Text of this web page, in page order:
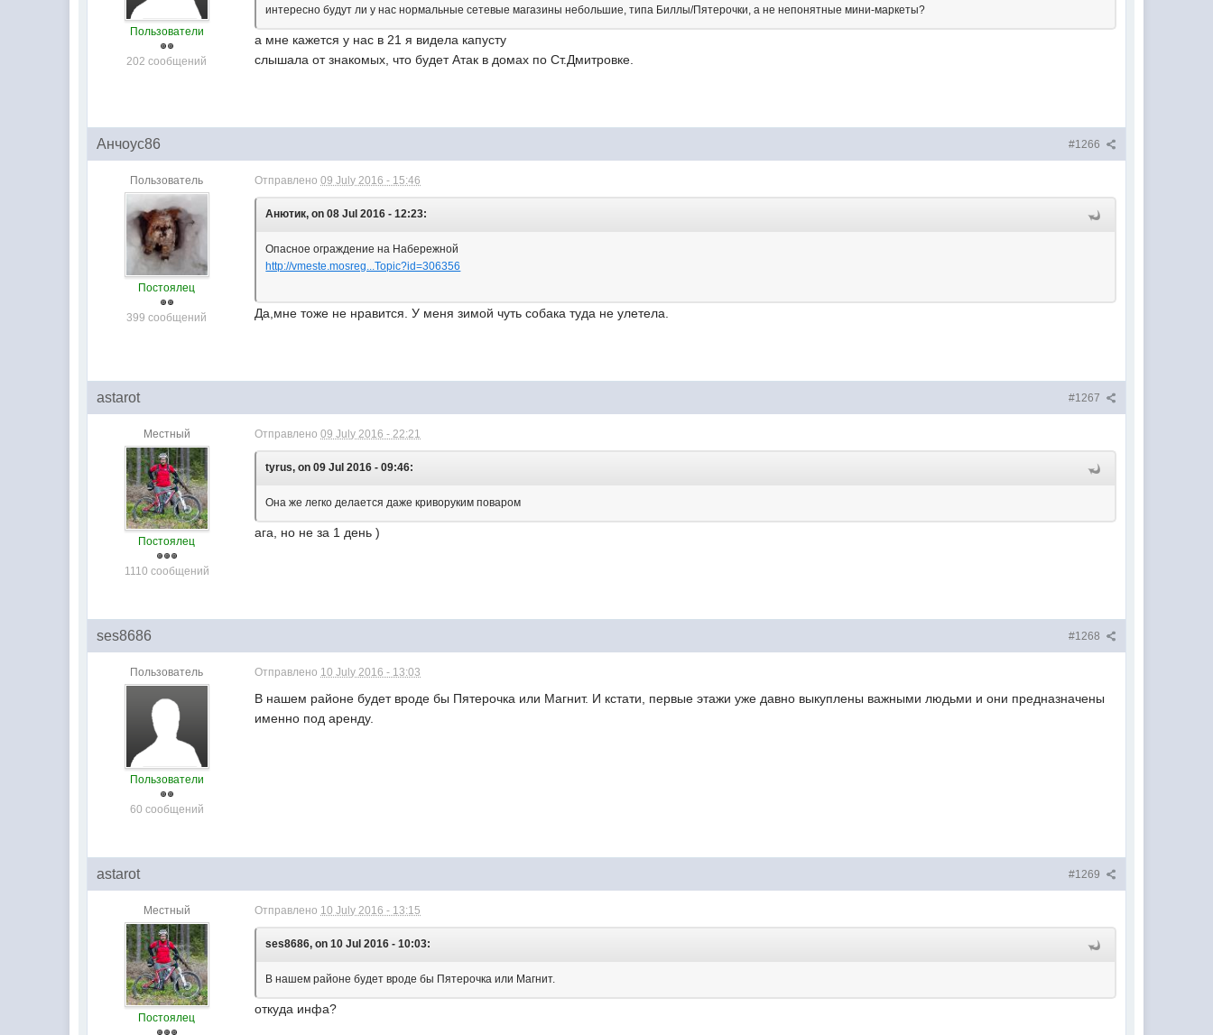
Пользователи
202 сообщений
интересно будут ли у нас нормальные сетевые магазины небольшие, типа Биллы/Пятерочки, а не непонятные мини-маркеты?
а мне кажется у нас в 21 я видела капусту
слышала от знакомых, что будет Атак в домах по Ст.Дмитровке.
#1266
Анчоус86
Пользователь
Постоялец
399 сообщений
Отправлено09 July 2016 - 15:46
Анютик, on 08 Jul 2016 - 12:23:
Опасное ограждение на Набережной
http://vmeste.mosreg...Topic?id=306356
Да,мне тоже не нравится. У меня зимой чуть собака туда не улетела.
#1267
astarot
Местный
Постоялец
1110 сообщений
Отправлено09 July 2016 - 22:21
tyrus, on 09 Jul 2016 - 09:46:
Она же легко делается даже криворуким поваром
ага, но не за 1 день )
#1268
ses8686
Пользователь
Пользователи
60 сообщений
Отправлено 10 July 2016 - 13:03
В нашем районе будет вроде бы Пятерочка или Магнит. И кстати, первые этажи уже давно выкуплены важными людьми и они предназначены
именно под аренду.
#1269
astarot
Местный
Постоялец
Отправлено 10 July 2016 - 13:15
ses8686, on 10 Jul 2016 - 10:03:
В нашем районе будет вроде бы Пятерочка или Магнит.
откуда инфа?